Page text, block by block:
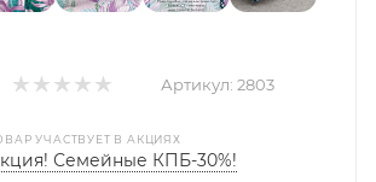
Артикул: 2803
УЧАСТВУЕТ В АКЦИЯХ
Семейные КПБ-30%!